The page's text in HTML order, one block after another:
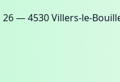
26— 4530 Villers-le-